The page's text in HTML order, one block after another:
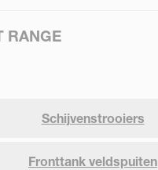
RANGE
Schijvenstrooiers
Fronttank veldspuiten